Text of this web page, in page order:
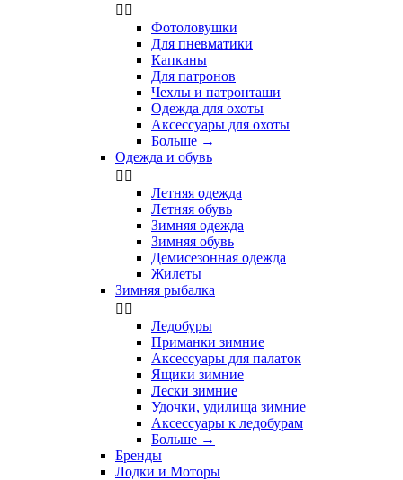
 
Фотоловушки
Для пневматики
Капканы
Для патронов
Чехлы и патронташи
Одежда для охоты
Аксессуары для охоты
Больше →
Одежда и обувь
 
Летняя одежда
Летняя обувь
Зимняя одежда
Зимняя обувь
Демисезонная одежда
Жилеты
Зимняя рыбалка
 
Ледобуры
Приманки зимние
Аксессуары для палаток
Ящики зимние
Лески зимние
Удочки, удилища зимние
Аксессуары к ледобурам
Больше →
Бренды
Лодки и Моторы